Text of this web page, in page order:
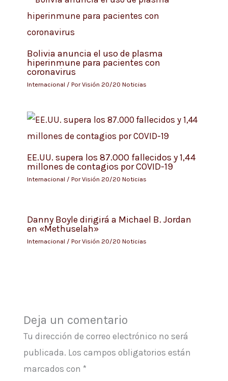
Bolivia anuncia el uso de plasma
hiperinmune para pacientes con
coronavirus
Internacional / PorVisión 20/20 Noticias
EE.UU. supera los 87.000 fallecidos y 1,44
millones de contagios por COVID-19
Internacional / PorVisión 20/20 Noticias
Danny Boyle dirigirá a Michael B. Jordan
en «Methuselah»
Internacional / PorVisión 20/20 Noticias
Deja un comentario
Tu dirección de correo electrónico no será
publicada. Los campos obligatorios están
marcados con *